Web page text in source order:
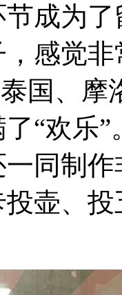
为了
感觉
国、
“欢乐
同制
壶、